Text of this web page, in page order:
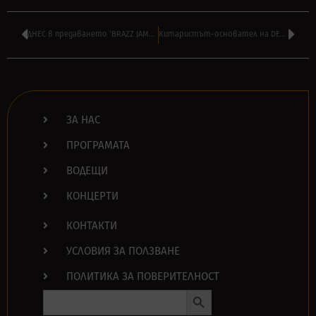
ДНЕС в предаването ‘BRAZZ JAMBOREE’ на ВИЛИ СТОЯНОВ от 14:00 Китаристът-основател на DESTRUCTION – МАЙК ЗИФРИНГЕР напусна групата
ЗА НАС
ПРОГРАМАТА
ВОДЕЩИ
КОНЦЕРТИ
КОНТАКТИ
УСЛОВИЯ ЗА ПОЛЗВАНЕ
ПОЛИТИКА ЗА ПОВЕРИТЕЛНОСТ
Search
Search Button